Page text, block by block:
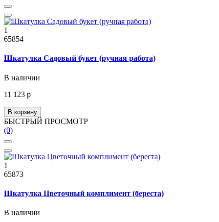
1
65854
Шкатулка Садовый букет (ручная работа)
В наличии
11 123 р
В корзину
БЫСТРЫЙ ПРОСМОТР
(0)
1
65873
Шкатулка Цветочный комплимент (береста)
В наличии